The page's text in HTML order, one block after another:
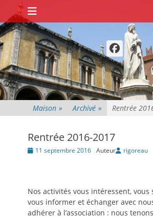
Passer
au
contenu
Premier menu
Maison » Archivé » Rentrée
Rentrée 2016-2017
Posté11 septembre 2016 Auteur rigoreau
Nos activités vous intéressent, vous
vous informer et échanger avec
adhérer à l’association : nous